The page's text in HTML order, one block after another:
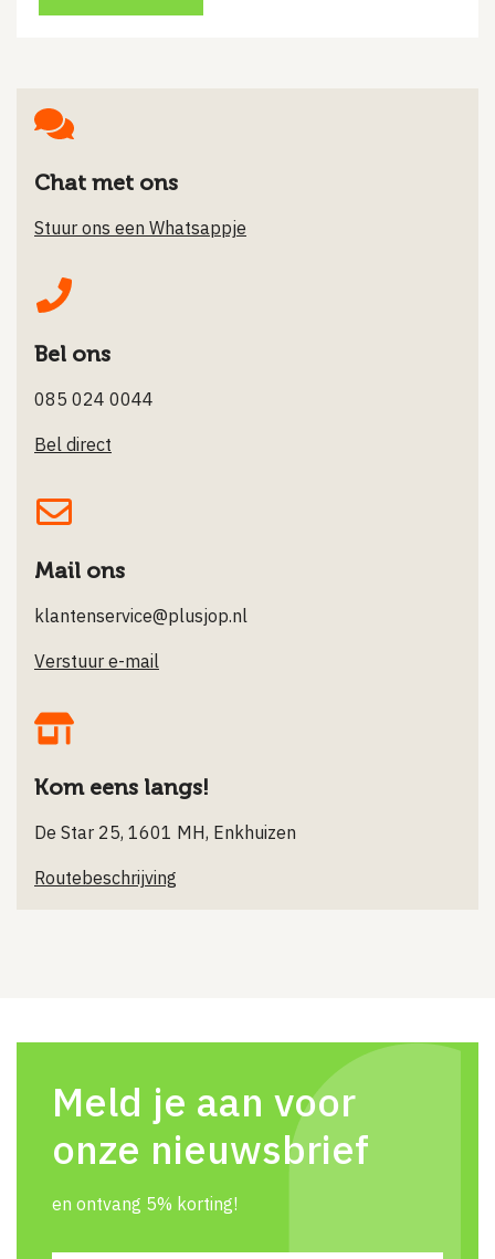
Chat met ons
Stuur ons een Whatsappje
Bel ons
085 024 0044
Bel direct
Mail ons
klantenservice@plusjop.nl
Verstuur e-mail
Kom eens langs!
De Star 25, 1601 MH, Enkhuizen
Routebeschrijving
Meld je aan voor
onze nieuwsbrief
en ontvang 5% korting!